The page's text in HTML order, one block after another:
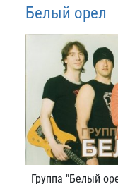
Белый орел
Группа "Белый